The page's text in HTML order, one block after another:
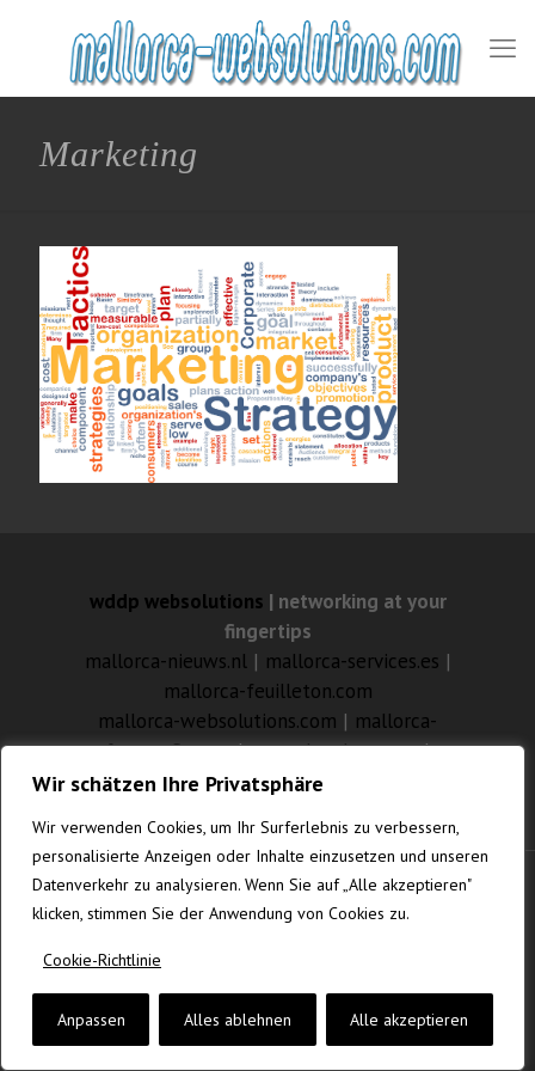
Wir schätzen Ihre Privatsphäre
Wir verwenden Cookies, um Ihr Surferlebnis zu verbessern,
personalisierte Anzeigen oder Inhalte einzusetzen und unseren
Datenverkehr zu analysieren. Wenn Sie auf „Alle akzeptieren"
klicken, stimmen Sie der Anwendung von Cookies zu.
Cookie-Richtlinie
Anpassen Alles ablehnen Alle akzeptieren
Marketing
wddp websolutions | networking at your
fingertips
mallorca-nieuws.nl| mallorca-services.es |
mallorca-feuilleton.com
mallorca-websolutions.com | mallorca-
fotografia.com|gustavknudsen.com|
vanrenesse.de
© MALLORCA-WEBSOLUTIONS.COM